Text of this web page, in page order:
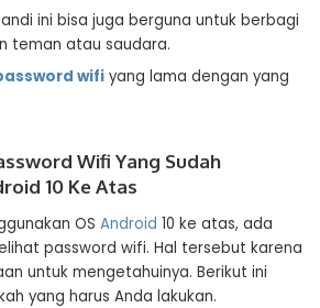
ini bisa juga berguna untuk berbagi
teman atau saudara.
wifi yang lama dengan yang
Wifi Yang Sudah
10 Ke Atas
OS Android 10 ke atas, ada
password wifi. Hal tersebut karena
untuk mengetahuinya. Berikut ini
yang harus Anda lakukan.